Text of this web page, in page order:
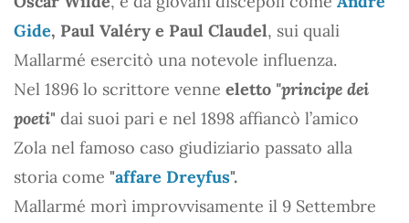
Gide, Paul Valéry e Paul Claudel, sui quali
Mallarmé esercitò una notevole influenza.
Nel 1896 lo scrittore venne eletto "principe dei
poeti" dai suoi pari e nel 1898 affiancò l’amico
Zola nel famoso caso giudiziario passato alla
storia come "affare Dreyfus".
Mallarmé morì improvvisamente il 9 Settembre